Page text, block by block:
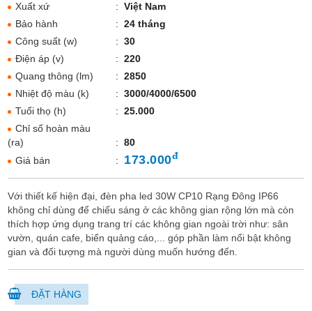
Xuất xứ
: Việt Nam
Bảo hành
: 24 tháng
Công suất (w)
: 30
Điện áp (v)
: 220
Quang thông (lm)
: 2850
Nhiệt độ màu (k)
: 3000/4000/6500
Tuổi thọ (h)
: 25.000
Chỉ số hoàn màu
(ra)
: 80
Giá bán
: 173.000đ
Với thiết kế hiện đại, đèn pha led 30W CP10 Rạng Đông IP66
không chỉ dùng để chiếu sáng ở các không gian rộng lớn mà còn
thích hợp ứng dụng trang trí các không gian ngoài trời như: sân
vườn, quán cafe, biển quảng cáo,... góp phần làm nổi bật không
gian và đối tượng mà người dùng muốn hướng đến.
ĐẶT HÀNG